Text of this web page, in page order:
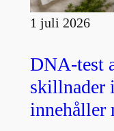
1 juli 2026
DNA-test
skillnader
innehåller